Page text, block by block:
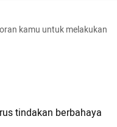
kamu untuk melakukan
tindakan berbahaya